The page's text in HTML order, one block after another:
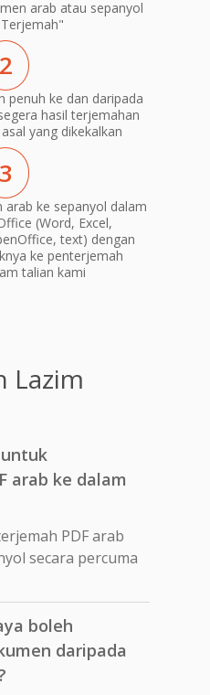
arab atau sepanyol
2
penuh ke dan daripada
hasil terjemahan
yang dikekalkan
3
ke sepanyol dalam
(Word, Excel,
text) dengan
ke penterjemah
talian kami
Lazim
arab ke dalam
PDF arab
secara percuma
boleh
daripada